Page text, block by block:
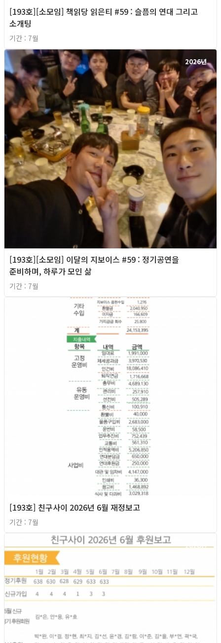
[193호][소모임] 책읽당 읽은티 #59 : 슬픔의 연대 그리고
소개팅
기간 : 7월
2026년
[193호][소모임] 이달의 지보이스 #59 : 정기공연을
준비하며, 하루가 모인 삶
기간 : 7월
[193호] 친구사이 2026년 6월 재정보고
기간 : 7월
2026년